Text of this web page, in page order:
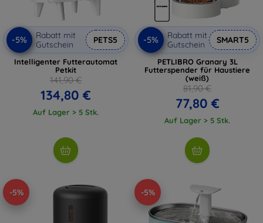
-5%
Rabatt mit
Gutschein
PETS5
Intelligenter Futterautomat
Petkit
141,90 €
134,80 €
Auf Lager > 5 Stk.
-5%
Rabatt mit
Gutschein
SMART5
PETLIBRO Granary 3L
Futterspender für Haustiere
(weiß)
81,90 €
77,80 €
Auf Lager > 5 Stk.
-5% -5%